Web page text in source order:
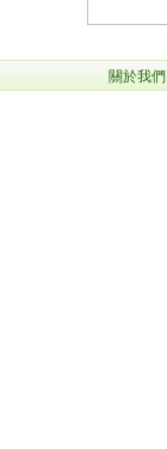
關於我們